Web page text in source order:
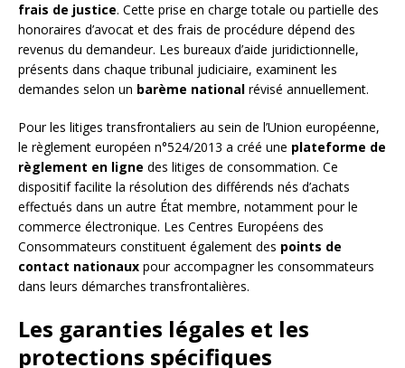
frais de justice. Cette prise en charge totale ou partielle des
honoraires d’avocat et des frais de procédure dépend des
revenus du demandeur. Les bureaux d’aide juridictionnelle,
présents dans chaque tribunal judiciaire, examinent les
demandes selon un barème national révisé annuellement.
Pour les litiges transfrontaliers au sein de l’Union européenne,
le règlement européen n°524/2013 a créé une plateforme de
règlement en ligne des litiges de consommation. Ce
dispositif facilite la résolution des différends nés d’achats
effectués dans un autre État membre, notamment pour le
commerce électronique. Les Centres Européens des
Consommateurs constituent également des points de
contact nationaux pour accompagner les consommateurs
dans leurs démarches transfrontalières.
Les garanties légales et les
protections spécifiques